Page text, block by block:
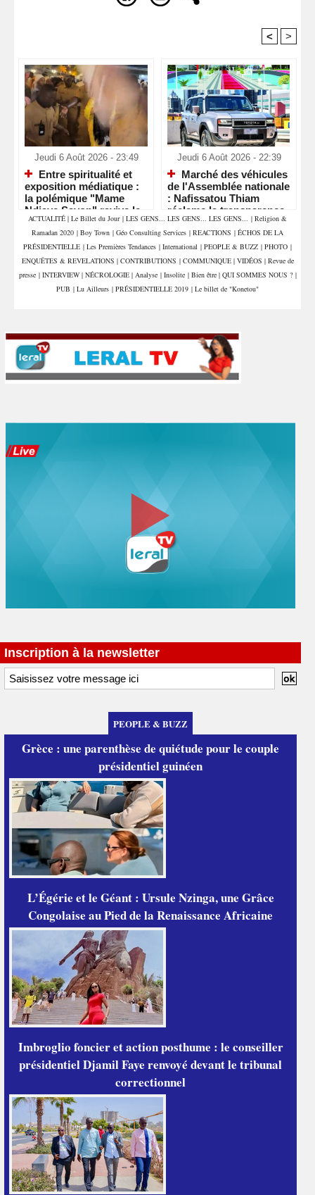
< >
Jeudi 6 Août 2026 - 23:49
Entre spiritualité et
exposition médiatique :
la polémique "Mame
Ndiaye Savon" ravive le
débat sur le respect des
lieux saints
Jeudi 6 Août 2026 - 22:39
Marché des véhicules
de l'Assemblée nationale
: Nafissatou Thiam
réclame la transparence
et interpelle les députés
ACTUALITÉ | Le Billet du Jour | LES GENS... LES GENS... LES GENS... | Religion &
Ramadan 2020 | Boy Town | Géo Consulting Services | REACTIONS | ÉCHOS DE LA
PRÉSIDENTIELLE | Les Premières Tendances | International | PEOPLE & BUZZ | PHOTO |
ENQUÊTES & REVELATIONS | CONTRIBUTIONS | COMMUNIQUE | VIDÉOS | Revue de
presse | INTERVIEW | NÉCROLOGIE | Analyse | Insolite | Bien être | QUI SOMMES NOUS ? |
PUB | Lu Ailleurs | PRÉSIDENTIELLE 2019 | Le billet de "Konetou"
Inscription à la newsletter
PEOPLE & BUZZ
Grèce : une parenthèse de quiétude pour le couple
présidentiel guinéen
L’Égérie et le Géant : Ursule Nzinga, une Grâce
Congolaise au Pied de la Renaissance Africaine
Imbroglio foncier et action posthume : le conseiller
présidentiel Djamil Faye renvoyé devant le tribunal
correctionnel